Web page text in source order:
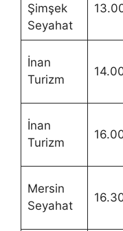
Şimşek
Seyahat
İnan
Turizm
İnan
Turizm
Mersin
Seyahat